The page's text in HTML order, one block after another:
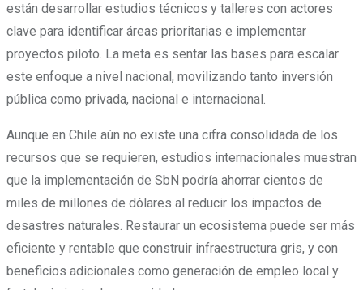
están desarrollar estudios técnicos y talleres con actores
clave para identificar áreas prioritarias e implementar
proyectos piloto. La meta es sentar las bases para escalar
este enfoque a nivel nacional, movilizando tanto inversión
pública como privada, nacional e internacional.
Aunque en Chile aún no existe una cifra consolidada de los
recursos que se requieren, estudios internacionales muestran
que la implementación de SbN podría ahorrar cientos de
miles de millones de dólares al reducir los impactos de
desastres naturales. Restaurar un ecosistema puede ser más
eficiente y rentable que construir infraestructura gris, y con
beneficios adicionales como generación de empleo local y